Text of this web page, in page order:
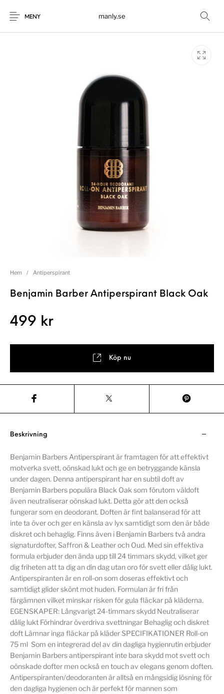
MENY manly.se
Hem / Antiperspirant
Benjamin Barber Antiperspirant Black Oak
499 kr
Köp nu
Beskrivning
Benjamin Barbers Antiperspirant är framtagen för att effektivt
motverka svett, oönskad lukt och ge en betryggande känsla
under dagen. Denna antiperspirant har en subtil doft av
Benjamin Barbers populära Black Oak som förutom väldoft
även neutraliserar oönskad lukt. Detta gör att den också
fungerar som en deodorant. Doften är fint balanserad för att
inte ta över och ger en känsla av lyx samtidigt som den är både
diskret och behaglig. Finns även i Benjamin Barbers två andra
signaturdofter, Saffron & Leather och Oud. Med sin effektiva
formula erbjuder den ända upp till 24 timmars skydd, vilket ger
dig friheten att ta dig an din dag utan oro för svett eller dålig lukt.
Antiperspiranten är en roll-on som doseras effektivt och
samtidigt glider skönt mot huden. Formulan är fri från
färgämnen vilket minskar risken för gula fläckar på kläderna.
EGENSKAPER: Långvarigt 24-timmars skydd Neutraliserar
dålig lukt Förhindrar överdriva svettningar Behaglig och diskret
doft Lämnar inga fläckar på kläder SPECIFIKATIONER Roll-on
75 ml Som en integrerad del av din dagliga hygienrutin erbjuder
Benjamin Barbers antiperspirant inte bara skydd mot svett och
oönskade dofter men också en touch av elegans genom doften.
Antiperspiranten/deodoranten är alltså en mångsidig lösning för
den dagliga hygienen och är perfekt för mannen som